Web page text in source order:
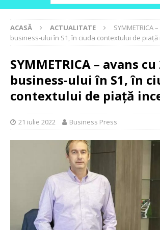
ACASĂ ACTUALITATE
SYMMETRICA
business-ului în S1, în ciuda contextului de piață
SYMMETRICA – avans
business-ului în S1, în
contextului de piață
21 iulie 2022 Business Press